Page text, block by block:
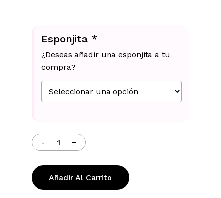
Esponjita *
¿Deseas añadir una esponjita a tu
compra?
Añadir Al Carrito